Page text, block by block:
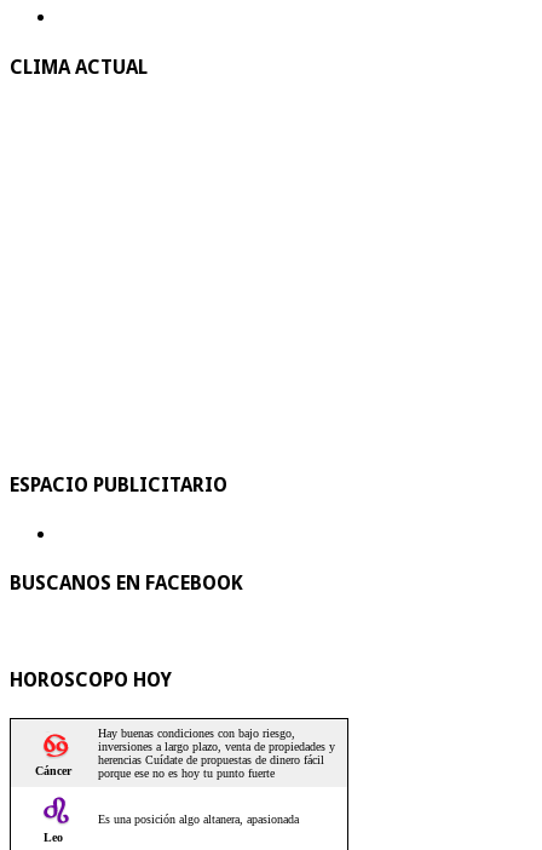
CLIMA ACTUAL
ESPACIO PUBLICITARIO
BUSCANOS EN FACEBOOK
HOROSCOPO HOY